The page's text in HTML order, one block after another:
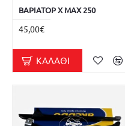
ΒΑΡΙΑΤΟΡ X MAX 250
45,00€
ΚΑΛΆΘΙ